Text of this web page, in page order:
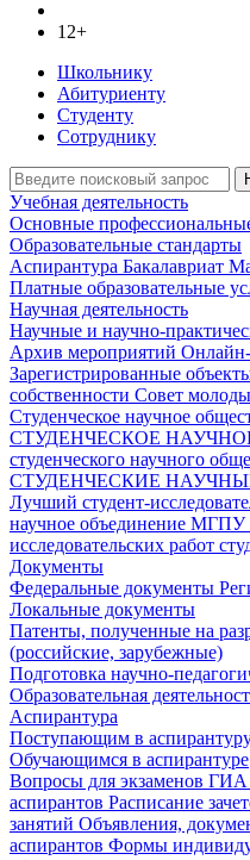
12+
Школьнику
Абитуриенту
Студенту
Сотруднику
Учебная деятельность
Основные
Образовательные стандарты
Аспирантура Бакалавриат
Платные образовательные
Научная деятельность
Научные и научно-
Архив мероприятий
Зарегистрированные
собственности Совет
Студенческое научное
СТУДЕНЧЕСКОЕ
студенческого научного
СТУДЕНЧЕСКИЕ
Лучший студент-
научное объединение МГПУ
исследовательских работ
Документы
Федеральные документы
Локальные документы
Патенты, полученные на
(российские, зарубежные)
Подготовка научно-
Образовательная
Аспирантура
Поступающим в
Обучающимся в аспирантуре
Вопросы для экзаменов ГИА
аспирантов Расписание
занятий Объявления,
аспирантов Формы